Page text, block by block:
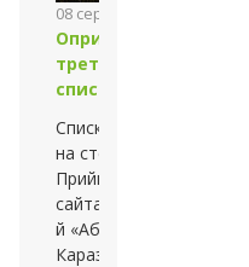
08 серпня 2013 року
Оприлюднено
третій рейтинговий
список
Списки оприлюднено
на стендах
Приймальної комісії та
сайтах — університету
й «Абітурієнт
Каразінського»